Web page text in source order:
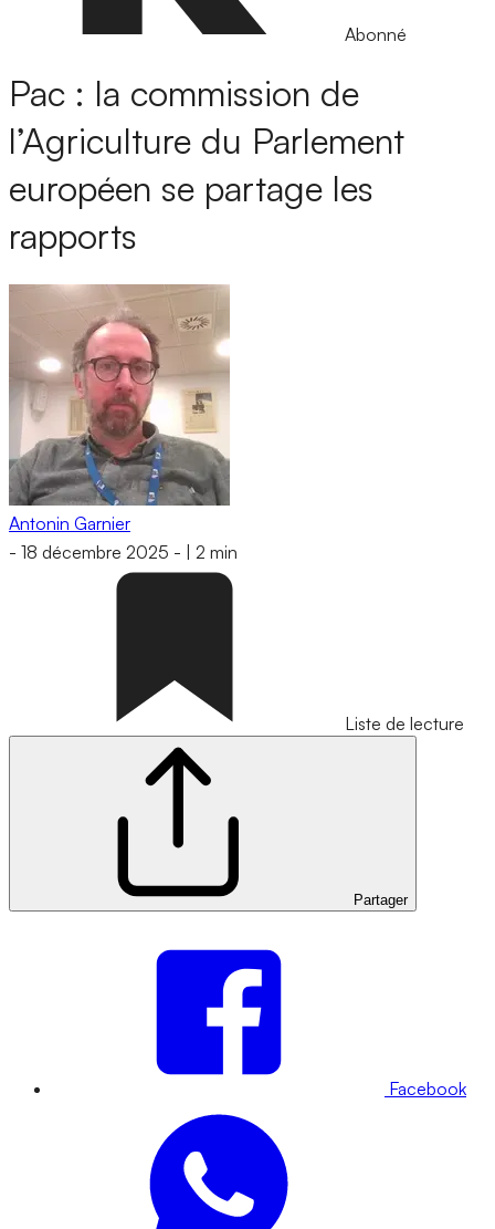
Abonné
Pac : la commission de
l’Agriculture du Parlement
européen se partage les
rapports
Antonin Garnier
- 18 décembre 2025 - 2 min
Liste de lecture
Partager
Facebook